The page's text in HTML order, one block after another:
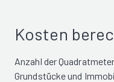
Kosten
Anzahl der
Grundstücke und